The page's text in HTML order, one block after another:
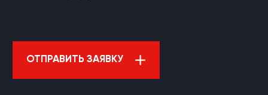
ОТПРАВИТЬ ЗАЯВКУ